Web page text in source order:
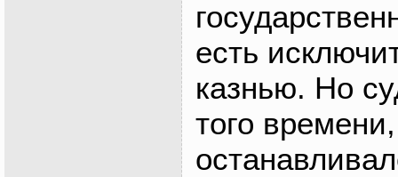
есть
казнью. Но
того